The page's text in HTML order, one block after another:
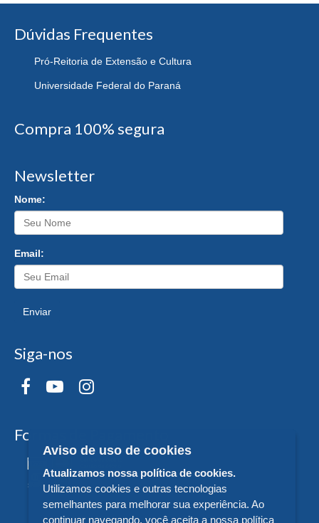
Dúvidas Frequentes
Pró-Reitoria de Extensão e Cultura
Universidade Federal do Paraná
Compra 100% segura
Newsletter
Nome:
Email:
Enviar
Siga-nos
Formas de Pagamento
Aviso de uso de cookies
Atualizamos nossa política de cookies.
Utilizamos cookies e outras tecnologias
semelhantes para melhorar sua experiência. Ao
continuar navegando, você aceita a nossa política